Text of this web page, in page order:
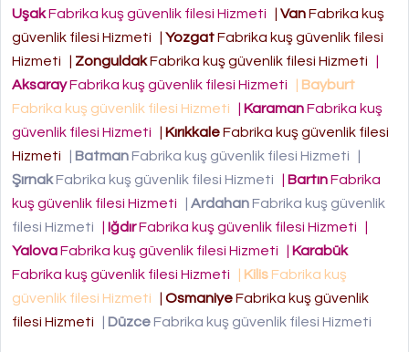
UşakFabrika kuş güvenlik filesi Hizmeti VanFabrika kuş
güvenlik filesi Hizmeti
YozgatFabrika kuş güvenlik filesi
Hizmeti
ZonguldakFabrika kuş güvenlik filesi Hizmeti
AksarayFabrika kuş güvenlik filesi Hizmeti
Bayburt
Fabrika kuş güvenlik filesi Hizmeti
KaramanFabrika kuş
güvenlik filesi Hizmeti
KırıkkaleFabrika kuş güvenlik filesi
Hizmeti
BatmanFabrika kuş güvenlik filesi Hizmeti
ŞırnakFabrika kuş güvenlik filesi Hizmeti BartınFabrika
kuş güvenlik filesi Hizmeti
ArdahanFabrika kuş güvenlik
filesi Hizmeti
IğdırFabrika kuş güvenlik filesi Hizmeti
YalovaFabrika kuş güvenlik filesi Hizmeti
Karabük
Fabrika kuş güvenlik filesi Hizmeti
Kilis Fabrika kuş
güvenlik filesi Hizmeti
OsmaniyeFabrika kuş güvenlik
filesi Hizmeti
DüzceFabrika kuş güvenlik filesi Hizmeti